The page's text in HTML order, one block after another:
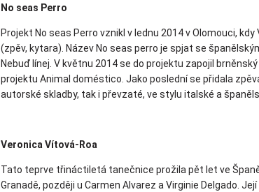
No seas Perro
Projekt No seas Perro vznikl v lednu 2014 v Olomouci,
(zpěv, kytara). Název No seas perro je spjat se
Nebuď línej. V květnu 2014 se do projektu zapojil
projektu Animal doméstico. Jako poslední se přidala
autorské skladby, tak i převzaté, ve stylu italské a
Veronica Vítová-Roa
Tato teprve třináctiletá tanečnice prožila pět let ve
Granadě, později u Carmen Alvarez a Virginie Delgado.